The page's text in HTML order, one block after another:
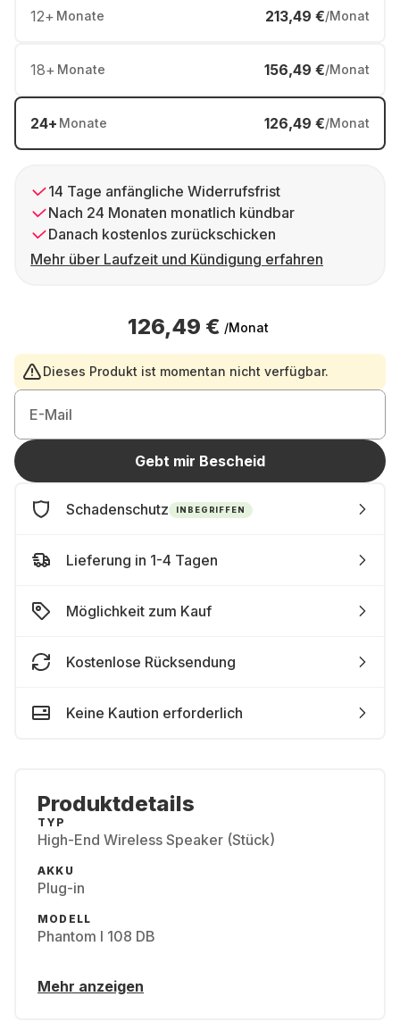
12+ Monate 213,49 €/Monat
18+ Monate 156,49 €/Monat
24+ Monate 126,49 €/Monat
14 Tage anfängliche Widerrufsfrist
Nach 24 Monaten monatlich kündbar
Danach kostenlos zurückschicken
Mehr über Laufzeit und Kündigung erfahren
126,49 € /Monat
Dieses Produkt ist momentan nicht verfügbar.
E-Mail
Gebt mir Bescheid
Schadenschutz INBEGRIFFEN
Lieferung in 1-4 Tagen
Möglichkeit zum Kauf
Kostenlose Rücksendung
Keine Kaution erforderlich
Produktdetails
TYP
High-End Wireless Speaker (Stück)
AKKU
Plug-in
MODELL
Phantom I 108 DB
Mehr anzeigen